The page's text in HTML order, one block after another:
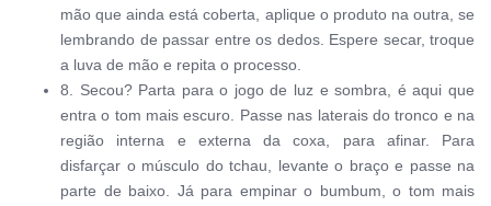
mão que ainda está coberta, aplique o produto na outra, se
lembrando de passar entre os dedos. Espere secar, troque
a luva de mão e repita o processo.
8. Secou? Parta para o jogo de luz e sombra, é aqui que
entra o tom mais escuro. Passe nas laterais do tronco e na
região interna e externa da coxa, para afinar. Para
disfarçar o músculo do tchau, levante o braço e passe na
parte de baixo. Já para empinar o bumbum, o tom mais